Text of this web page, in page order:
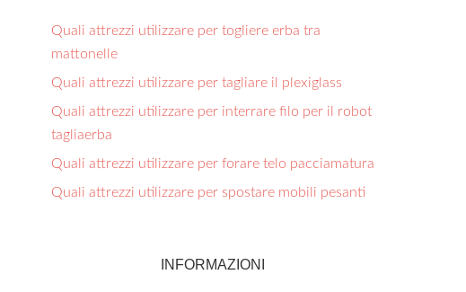
Quali attrezzi utilizzare per togliere erba tra
mattonelle​
Quali attrezzi utilizzare per tagliare il plexiglass​
Quali attrezzi utilizzare per interrare filo per il robot
tagliaerba​
Quali attrezzi utilizzare per forare telo pacciamatura​
Quali attrezzi utilizzare per spostare mobili pesanti​
INFORMAZIONI